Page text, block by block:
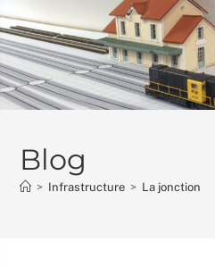
to
content
Blog
> Infrastructure > La jonction